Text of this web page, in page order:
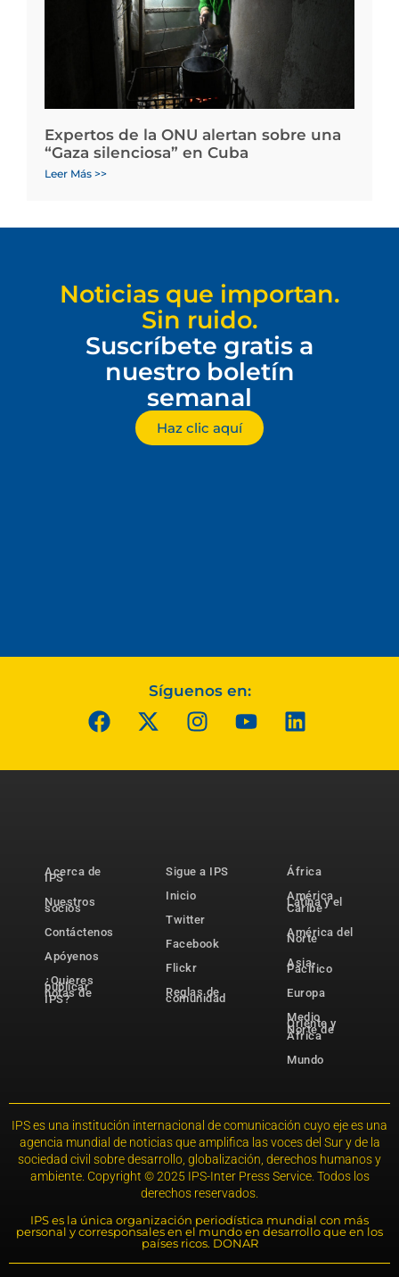
Expertos de la ONU alertan sobre una
“Gaza silenciosa” en Cuba
Leer Más >>
Noticias que importan.
Sin ruido.
Suscríbete gratis a
nuestro boletín
semanal
Haz clic aquí
Síguenos en:
Acerca de
IPS
Nuestros
socios
Contáctenos
Apóyenos
¿Quieres
publicar
notas de
IPS?
Sigue a IPS
Inicio
Twitter
Facebook
Flickr
Reglas de
comunidad
África
América
Latina y el
Caribe
América del
Norte
Asia-
Pacífico
Europa
Medio
Oriente y
Norte de
África
Mundo
IPS es una institución internacional de comunicación cuyo eje es una
agencia mundial de noticias que amplifica las voces del Sur y de la
sociedad civil sobre desarrollo, globalización, derechos humanos y
ambiente. Copyright © 2025 IPS-Inter Press Service. Todos los
derechos reservados.
IPS es la única organización periodística mundial con más
personal y corresponsales en el mundo en desarrollo que en los
países ricos. DONAR